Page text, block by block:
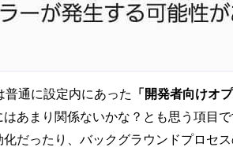
普通に設定内にあった
「開発者向けオ
はあまり関係ないかな？とも思う項目
化だったり、バックグラウンドプロセ